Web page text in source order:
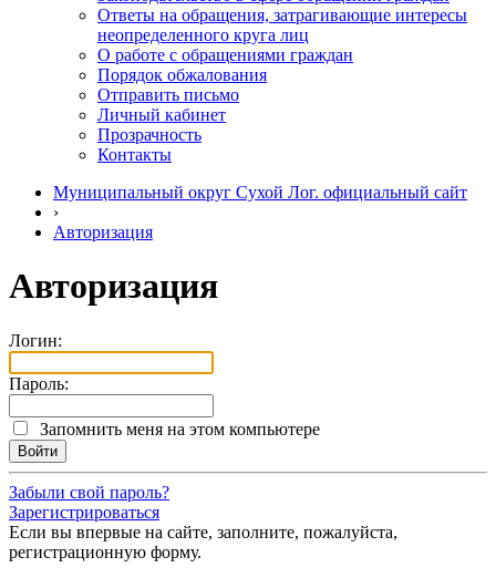
Ответы на обращения, затрагивающие интересы
неопределенного круга лиц
О работе с обращениями граждан
Порядок обжалования
Отправить письмо
Личный кабинет
Прозрачность
Контакты
Муниципальный округ Сухой Лог. официальный сайт
›
Авторизация
Авторизация
Логин:
Пароль:
Запомнить меня на этом компьютере
Забыли свой пароль?
Зарегистрироваться
Если вы впервые на сайте, заполните, пожалуйста,
регистрационную форму.